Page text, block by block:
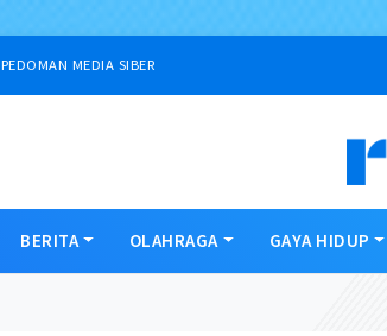
PEDOMAN MEDIA SIBER
BERITA OLAHRAGA GAYA HIDUP